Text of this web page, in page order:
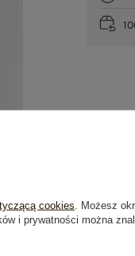
cookies . Możesz
i prywatności można